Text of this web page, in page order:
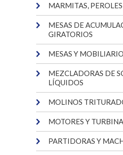
MARMITAS,
MESAS DE
GIRATORIOS
MESAS Y
MEZCLADORAS DE
LÍQUIDOS
MOLINOS
MOTORES Y
PARTIDORAS Y